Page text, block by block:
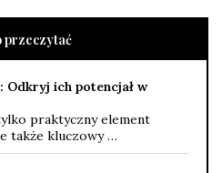
przeczytać
Odkryj ich potencjał w
praktyczny element
także kluczowy …